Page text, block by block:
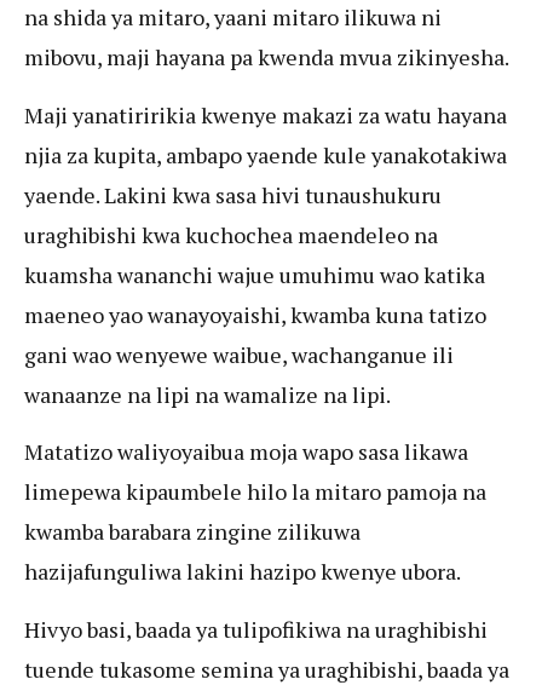
na shida ya mitaro, yaani mitaro ilikuwa ni
mibovu, maji hayana pa kwenda mvua zikinyesha.
Maji yanatiririkia kwenye makazi za watu hayana
njia za kupita, ambapo yaende kule yanakotakiwa
yaende. Lakini kwa sasa hivi tunaushukuru
uraghibishi kwa kuchochea maendeleo na
kuamsha wananchi wajue umuhimu wao katika
maeneo yao wanayoyaishi, kwamba kuna tatizo
gani wao wenyewe waibue, wachanganue ili
wanaanze na lipi na wamalize na lipi.
Matatizo waliyoyaibua moja wapo sasa likawa
limepewa kipaumbele hilo la mitaro pamoja na
kwamba barabara zingine zilikuwa
hazijafunguliwa lakini hazipo kwenye ubora.
Hivyo basi, baada ya tulipofikiwa na uraghibishi
tuende tukasome semina ya uraghibishi, baada ya